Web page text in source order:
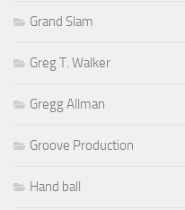
Grand Slam
Greg T. Walker
Gregg Allman
Groove Production
Hand ball